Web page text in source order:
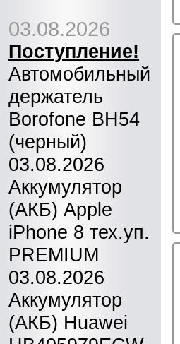
03.08.2026
Поступление!
Автомобильный
держатель
Borofone BH54
(черный)
03.08.2026
Аккумулятор
(АКБ) Apple
iPhone 8 тех.уп.
PREMIUM
03.08.2026
Аккумулятор
(АКБ) Huawei